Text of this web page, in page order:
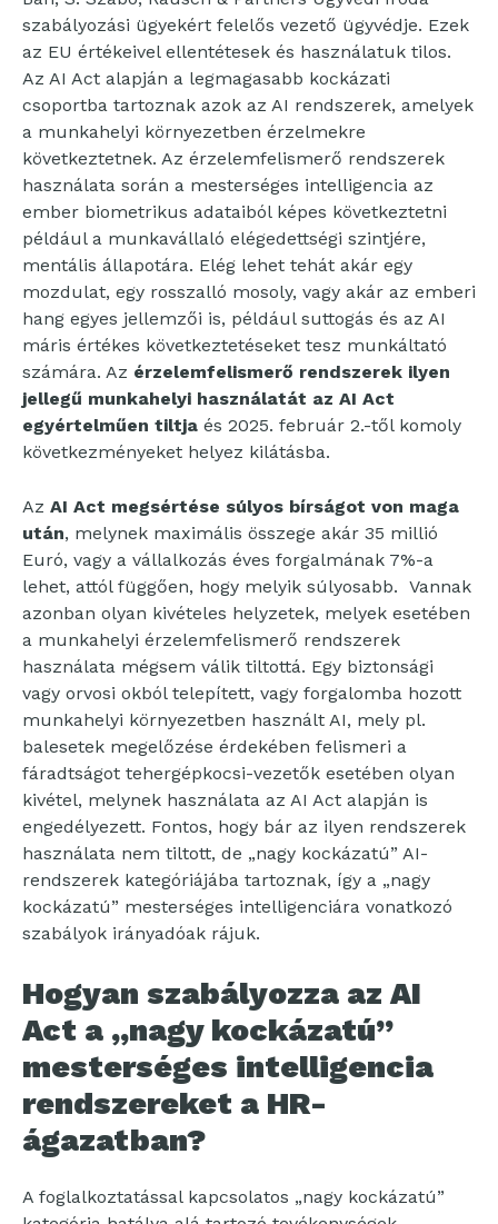
szabályozási ügyekért felelős vezető ügyvédje. Ezek
az EU értékeivel ellentétesek és használatuk tilos.
Az AI Act alapján a legmagasabb kockázati
csoportba tartoznak azok az AI rendszerek, amelyek
a munkahelyi környezetben érzelmekre
következtetnek. Az érzelemfelismerő rendszerek
használata során a mesterséges intelligencia az
ember biometrikus adataiból képes következtetni
például a munkavállaló elégedettségi szintjére,
mentális állapotára. Elég lehet tehát akár egy
mozdulat, egy rosszalló mosoly, vagy akár az emberi
hang egyes jellemzői is, például suttogás és az AI
máris értékes következtetéseket tesz munkáltató
számára. Az érzelemfelismerő rendszerek ilyen
jellegű munkahelyi használatát az AI Act
egyértelműen tiltja és 2025. február 2.-től komoly
következményeket helyez kilátásba.
Az AI Act megsértése súlyos bírságot von maga
után, melynek maximális összege akár 35 millió
Euró, vagy a vállalkozás éves forgalmának 7%-a
lehet, attól függően, hogy melyik súlyosabb. Vannak
azonban olyan kivételes helyzetek, melyek esetében
a munkahelyi érzelemfelismerő rendszerek
használata mégsem válik tiltottá. Egy biztonsági
vagy orvosi okból telepített, vagy forgalomba hozott
munkahelyi környezetben használt AI, mely pl.
balesetek megelőzése érdekében felismeri a
fáradtságot tehergépkocsi-vezetők esetében olyan
kivétel, melynek használata az AI Act alapján is
engedélyezett. Fontos, hogy bár az ilyen rendszerek
használata nem tiltott, de „nagy kockázatú” AI-
rendszerek kategóriájába tartoznak, így a „nagy
kockázatú” mesterséges intelligenciára vonatkozó
szabályok irányadóak rájuk.
Hogyan szabályozza az AI
Act a „nagy kockázatú”
mesterséges intelligencia
rendszereket a HR-
ágazatban?
A foglalkoztatással kapcsolatos „nagy kockázatú”